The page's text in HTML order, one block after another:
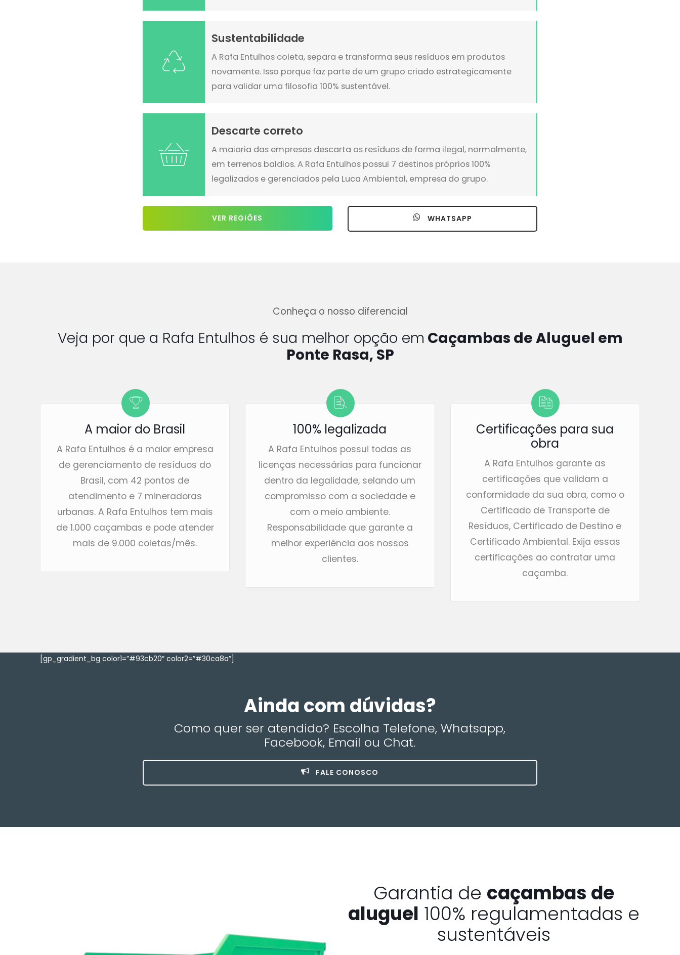
Sustentabilidade
A Rafa Entulhos coleta, separa e transforma seus resíduos em produtos
novamente. Isso porque faz parte de um grupo criado estrategicamente
para validar uma filosofia 100% sustentável.
Descarte correto
A maioria das empresas descarta os resíduos de forma ilegal, normalmente,
em terrenos baldios. A Rafa Entulhos possui 7 destinos próprios 100%
legalizados e gerenciados pela Luca Ambiental, empresa do grupo.
VER REGIÕES WHATSAPP
Conheça o nosso diferencial
Veja por que a Rafa Entulhos é sua melhor opção em Caçambas de Aluguel em
Ponte Rasa, SP
A maior do Brasil
A Rafa Entulhos é a maior empresa
de gerenciamento de resíduos do
Brasil, com 42 pontos de
atendimento e 7 mineradoras
urbanas. A Rafa Entulhos tem mais
de 1.000 caçambas e pode atender
mais de 9.000 coletas/mês.
100% legalizada
A Rafa Entulhos possui todas as
licenças necessárias para funcionar
dentro da legalidade, selando um
compromisso com a sociedade e
com o meio ambiente.
Responsabilidade que garante a
melhor experiência aos nossos
clientes.
Certificações para sua
obra
A Rafa Entulhos garante as
certificações que validam a
conformidade da sua obra, como o
Certificado de Transporte de
Resíduos, Certificado de Destino e
Certificado Ambiental. Exija essas
certificações ao contratar uma
caçamba.
[gp_gradient_bg color1=”#93cb20″ color2=”#30ca8a”]
Ainda com dúvidas?
Como quer ser atendido? Escolha Telefone, Whatsapp,
Facebook, Email ou Chat.
FALE CONOSCO
Garantia de caçambas de
aluguel 100% regulamentadas e
sustentáveis